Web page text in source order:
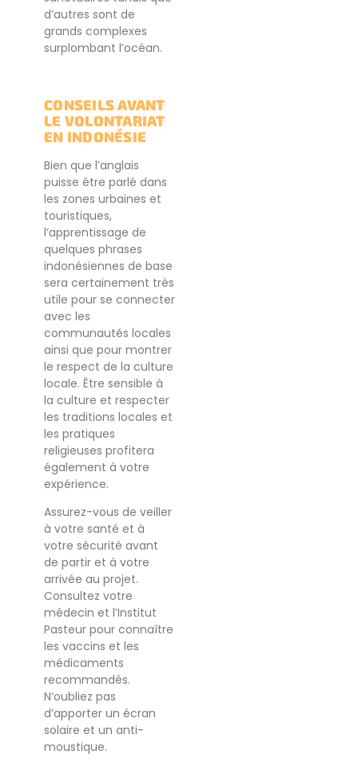
d’autres sont de
grands complexes
surplombant l’océan.
CONSEILS AVANT
LE VOLONTARIAT
EN INDONÉSIE
Bien que l’anglais
puisse être parlé dans
les zones urbaines et
touristiques,
l’apprentissage de
quelques phrases
indonésiennes de base
sera certainement très
utile pour se connecter
avec les
communautés locales
ainsi que pour montrer
le respect de la culture
locale. Être sensible à
la culture et respecter
les traditions locales et
les pratiques
religieuses profitera
également à votre
expérience.
Assurez-vous de veiller
à votre santé et à
votre sécurité avant
de partir et à votre
arrivée au projet.
Consultez votre
médecin et l’Institut
Pasteur pour connaître
les vaccins et les
médicaments
recommandés.
N’oubliez pas
d’apporter un écran
solaire et un anti-
moustique.